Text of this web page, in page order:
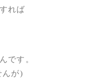
れば
です。
んが)